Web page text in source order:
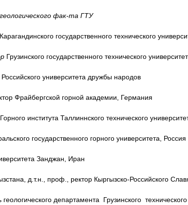
фак-та ГТУ
государственного технического
Грузинского государственного технического
Российского университета дружбы народов
Фрайбергской горной академии, Германия
института Таллиннского технического
государственного горного университета, Россия
Занджан, Иран
д.т.н., проф., ректор Кыргызско-Российского
департамента Грузинского